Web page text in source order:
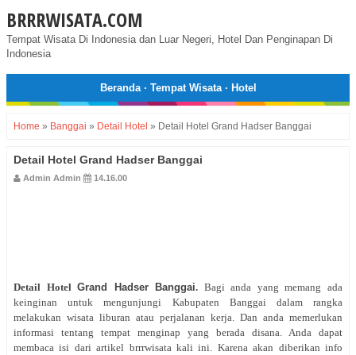
BRRRWISATA.COM
Tempat Wisata Di Indonesia dan Luar Negeri, Hotel Dan Penginapan Di
Indonesia
Beranda· Tempat Wisata· Hotel
Home » Banggai » Detail Hotel » Detail Hotel Grand Hadser Banggai
Detail Hotel Grand Hadser Banggai
Admin Admin 14.16.00
Detail HotelGrand Hadser Banggai. Bagi anda yang memang ada
keinginan untuk mengunjungi Kabupaten Banggai dalam rangka
melakukan wisata liburan atau perjalanan kerja. Dan anda memerlukan
informasi tentang tempat menginap yang berada disana. Anda dapat
membaca isi dari artikel brrrwisata kali ini. Karena akan diberikan info